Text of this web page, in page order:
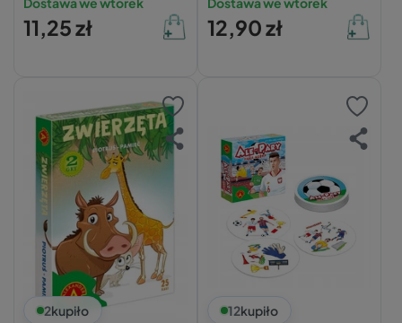
11,25 zł 12,90 zł
2kupiło 12kupiło